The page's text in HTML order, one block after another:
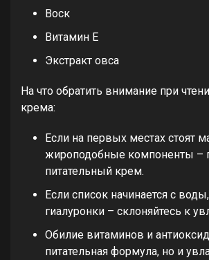
Воск
Витамин E
Экстракт овса
На что обратить внимание при
крема:
Если на первых местах стоят
жироподобные компоненты –
питательный крем.
Если список начинается с
гиалуронки – склоняйтесь к
Обилие витаминов и
питательная формула, но и